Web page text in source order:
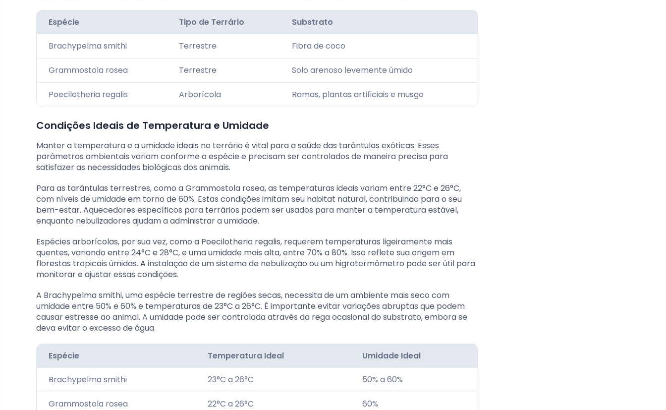
Espécie Tipo de Terrário Substrato
Brachypelma smithi Terrestre Fibra de coco
Grammostola rosea Terrestre Solo arenoso levemente úmido
Poecilotheria regalis Arborícola Ramas, plantas artificiais e musgo
Condições Ideais de Temperatura e Umidade
Manter a temperatura e a umidade ideais no terrário é vital para a saúde das tarântulas exóticas. Esses
parâmetros ambientais variam conforme a espécie e precisam ser controlados de maneira precisa para
satisfazer as necessidades biológicas dos animais.
Para as tarântulas terrestres, como a Grammostola rosea, as temperaturas ideais variam entre 22°C e 26°C,
com níveis de umidade em torno de 60%. Estas condições imitam seu habitat natural, contribuindo para o seu
bem-estar. Aquecedores específicos para terrários podem ser usados para manter a temperatura estável,
enquanto nebulizadores ajudam a administrar a umidade.
Espécies arborícolas, por sua vez, como a Poecilotheria regalis, requerem temperaturas ligeiramente mais
quentes, variando entre 24°C e 28°C, e uma umidade mais alta, entre 70% a 80%. Isso reflete sua origem em
florestas tropicais úmidas. A instalação de um sistema de nebulização ou um higrotermômetro pode ser útil para
monitorar e ajustar essas condições.
A Brachypelma smithi, uma espécie terrestre de regiões secas, necessita de um ambiente mais seco com
umidade entre 50% e 60% e temperaturas de 23°C a 26°C. É importante evitar variações abruptas que podem
causar estresse ao animal. A umidade pode ser controlada através da rega ocasional do substrato, embora se
deva evitar o excesso de água.
Espécie Temperatura Ideal Umidade Ideal
Brachypelma smithi 23°C a 26°C 50% a 60%
Grammostola rosea 22°C a 26°C 60%